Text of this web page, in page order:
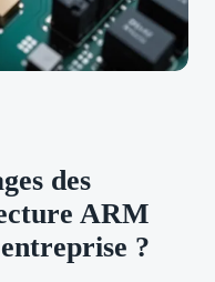
des
ARM
?